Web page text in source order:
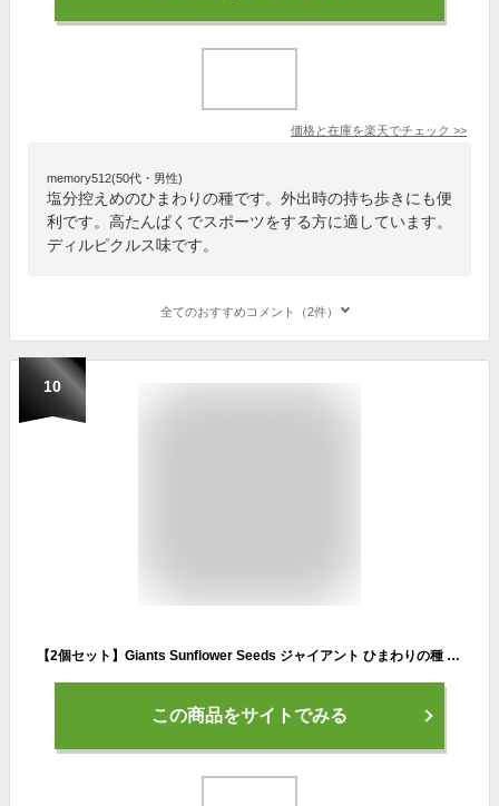
価格と在庫を楽天でチェック >>
memory512(50代・男性)
塩分控えめのひまわりの種です。外出時の持ち歩きにも便
利です。高たんぱくでスポーツをする方に適しています。
ディルピクルス味です。
全てのおすすめコメント（2件）
10
【2個セット】Giants Sunflower Seeds ジャイアント ひまわりの種 サンフラワーシード Original オリジナル 163g
この商品をサイトでみる